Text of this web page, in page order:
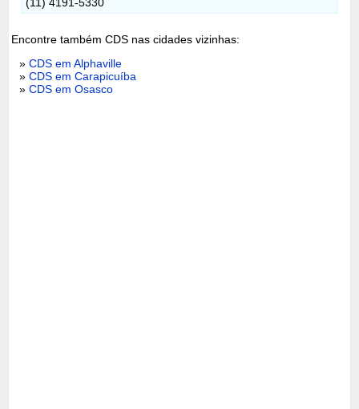
Encontre também CDS nas cidades vizinhas:
»CDS em Alphaville
»CDS em Carapicuíba
»CDS em Osasco